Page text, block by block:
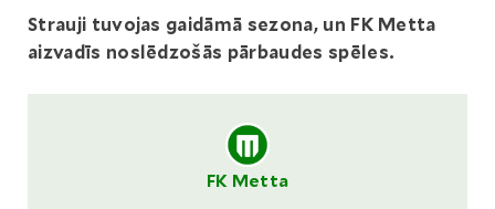
Strauji tuvojas gaidāmā sezona, un FK Metta
aizvadīs noslēdzošās pārbaudes spēles.
FK Metta